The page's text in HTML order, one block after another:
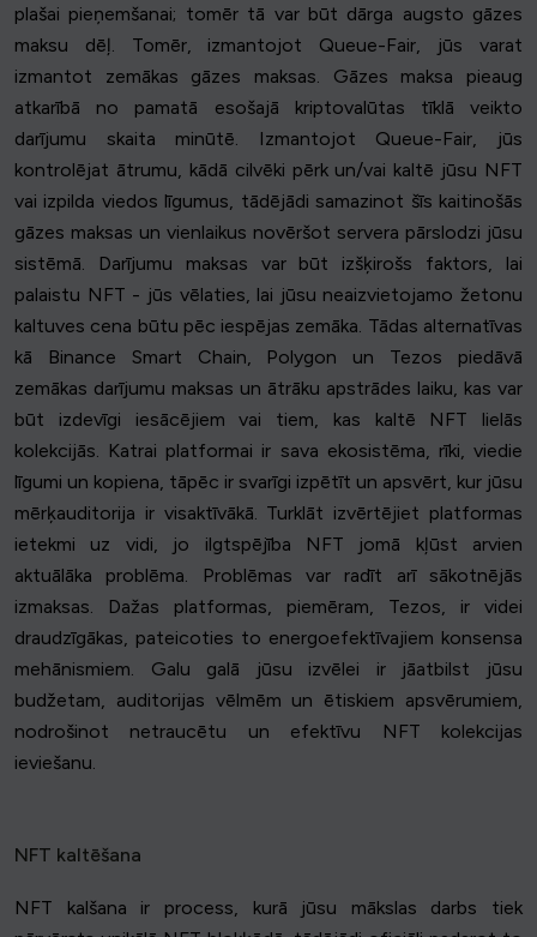
plašai pieņemšanai; tomēr tā var būt dārga augsto gāzes
maksu dēļ. Tomēr, izmantojot Queue-Fair, jūs varat
izmantot zemākas gāzes maksas. Gāzes maksa pieaug
atkarībā no pamatā esošajā kriptovalūtas tīklā veikto
darījumu skaita minūtē. Izmantojot Queue-Fair, jūs
kontrolējat ātrumu, kādā cilvēki pērk un/vai kaltē jūsu NFT
vai izpilda viedos līgumus, tādējādi samazinot šīs kaitinošās
gāzes maksas un vienlaikus novēršot servera pārslodzi jūsu
sistēmā. Darījumu maksas var būt izšķirošs faktors, lai
palaistu NFT - jūs vēlaties, lai jūsu neaizvietojamo žetonu
kaltuves cena būtu pēc iespējas zemāka. Tādas alternatīvas
kā Binance Smart Chain, Polygon un Tezos piedāvā
zemākas darījumu maksas un ātrāku apstrādes laiku, kas var
būt izdevīgi iesācējiem vai tiem, kas kaltē NFT lielās
kolekcijās. Katrai platformai ir sava ekosistēma, rīki, viedie
līgumi un kopiena, tāpēc ir svarīgi izpētīt un apsvērt, kur jūsu
mērķauditorija ir visaktīvākā. Turklāt izvērtējiet platformas
ietekmi uz vidi, jo ilgtspējība NFT jomā kļūst arvien
aktuālāka problēma. Problēmas var radīt arī sākotnējās
izmaksas. Dažas platformas, piemēram, Tezos, ir videi
draudzīgākas, pateicoties to energoefektīvajiem konsensa
mehānismiem. Galu galā jūsu izvēlei ir jāatbilst jūsu
budžetam, auditorijas vēlmēm un ētiskiem apsvērumiem,
nodrošinot netraucētu un efektīvu NFT kolekcijas
ieviešanu.
NFT kaltēšana
NFT kalšana ir process, kurā jūsu mākslas darbs tiek